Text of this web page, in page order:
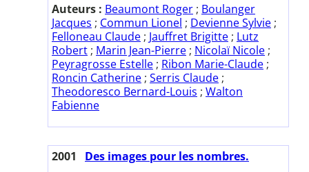
Auteurs : Beaumont Roger ; Boulanger
Jacques ; Commun Lionel ; Devienne Sylvie ;
Felloneau Claude ; Jauffret Brigitte ; Lutz
Robert ; Marin Jean-Pierre ; Nicolaï Nicole ;
Peyragrosse Estelle ; Ribon Marie-Claude ;
Roncin Catherine ; Serris Claude ;
Theodoresco Bernard-Louis ; Walton
Fabienne
2001
Des images pour les nombres.